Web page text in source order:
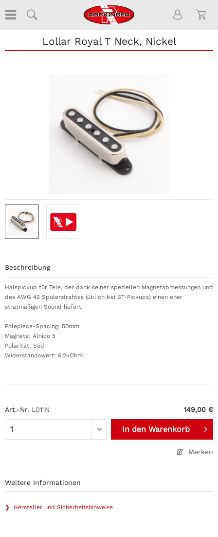
Lollar Royal T Neck, Nickel
Art.-Nr. L011N 149,00 €
In den Warenkorb
Merken
Beschreibung
Halspickup für Tele, der dank seiner speziellen Magnetabmessungen und
des AWG 42 Spulendrahtes (üblich bei ST-Pickups) einen eher
stratmäßigen Sound liefert.
Polepiece-Spacing: 50mm
Magnete: Alnico 5
Polarität: Süd
Widerstandswert: 6,2kOhm
Weitere Informationen
❯ Hersteller und Sicherheitshinweise